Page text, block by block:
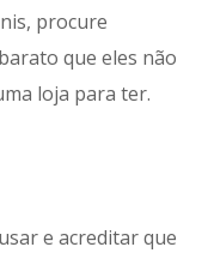
procure
que eles não
loja para ter.
e acreditar que